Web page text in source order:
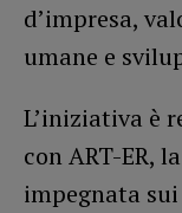
d’impresa,
umane e
L’iniziativa è
con ART-ER,
impegnata